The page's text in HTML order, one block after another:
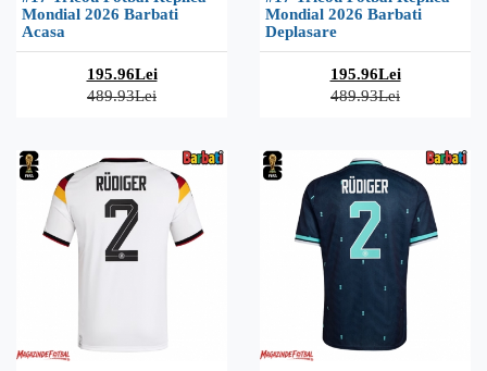
Mondial 2026 Barbati
Acasa
195.96Lei
489.93Lei
Mondial 2026 Barbati
Deplasare
195.96Lei
489.93Lei